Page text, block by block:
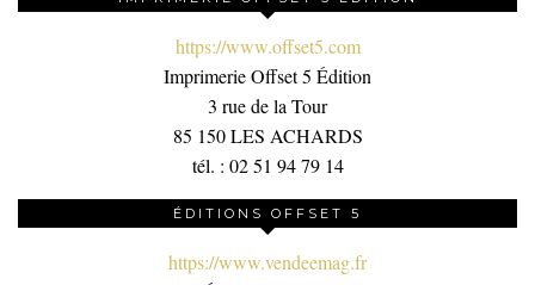
https://www.offset5.com
Imprimerie Offset 5 Édition
3 rue de la Tour
85 150 LES ACHARDS
tél. : 02 51 94 79 14
ÉDITIONS OFFSET 5
https://www.vendeemag.fr